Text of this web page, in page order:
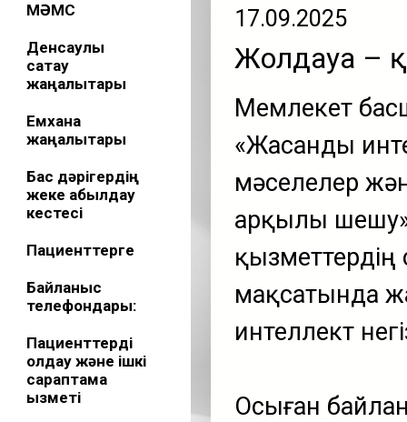
МӘМС
Денсаулық
сақтау
жаңалықтары
Емхана
жаңалықтары
Бас дәрігердің
жеке қабылдау
кестесі
Пациенттерге
Байланыс
телефондары:
Пациенттерді
қолдау және ішкі
сараптама
қызметі
17.09.2025
Жолдауға –
Мемлекет
«Жасанды
мәселелер
арқылы
қызметтердің
мақсатында
интеллект
Осыған